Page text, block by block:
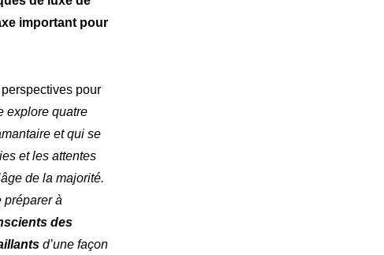
important pour
pour
explore quatre
et qui se
et les attentes
de la majorité.
préparer à
des
d’une façon